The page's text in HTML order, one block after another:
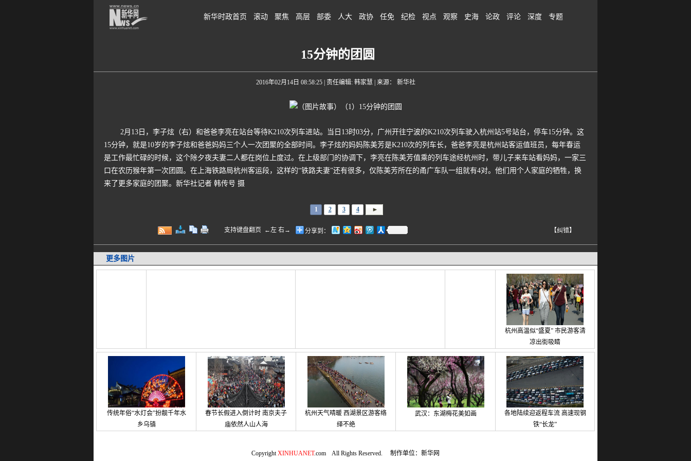
新华时政首页 滚动 聚焦 高层 部委 人大 政协 任免 纪检 视点 观察 史海 论政 评论 深度 专题
15分钟的团圆
2016年02月14日 08:58:25| 责任编辑: 韩家慧 | 来源： 新华社
2月13日，李子炫（右）和爸爸李亮在站台等待K210次列车进站。当日13时03分，广州开往宁波的K210次列车驶入杭州站5号站台，停车15分钟。这
15分钟，就是10岁的李子炫和爸爸妈妈三个人一次团聚的全部时间。李子炫的妈妈陈美芳是K210次的列车长，爸爸李亮是杭州站客运值班员，每年春运
是工作最忙碌的时候，这个除夕夜夫妻二人都在岗位上度过。在上级部门的协调下，李亮在陈美芳值乘的列车途经杭州时，带儿子来车站看妈妈，一家三
口在农历猴年第一次团圆。在上海铁路局杭州客运段，这样的“铁路夫妻”还有很多，仅陈美芳所在的甬广车队一组就有4对。他们用个人家庭的牺牲，换
来了更多家庭的团聚。新华社记者 韩传号 摄
1 2 3 4
支持键盘翻页 ←左 右→ 分享到： 【纠错】
更多图片
杭州高温似“盛夏” 市民游客清
凉出街吸睛
传统年俗“水灯会”扮靓千年水
乡乌镇
春节长假进入倒计时 南京夫子
庙依然人山人海
杭州天气晴暖 西湖景区游客络
绎不绝
武汉：东湖梅花美如画
各地陆续迎返程车流 高速现钢
铁“长龙”
CopyrightXINHUANET.com All Rights Reserved. 制作单位：新华网